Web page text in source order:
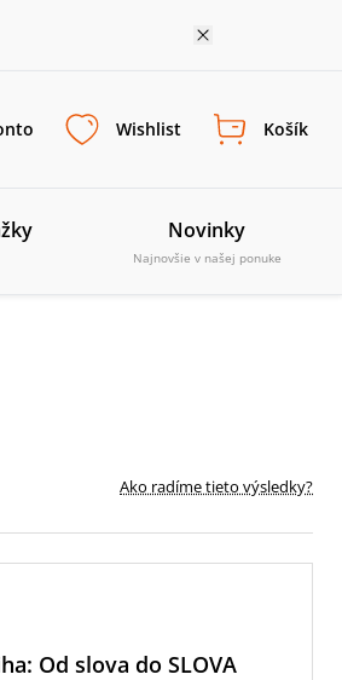
Wishlist Košík
Novinky
Najnovšie v našej ponuke
Ako radíme tieto výsledky?
Od slova do SLOVA